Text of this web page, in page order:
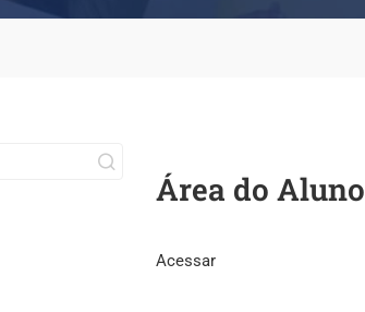
Área do Aluno
Acessar